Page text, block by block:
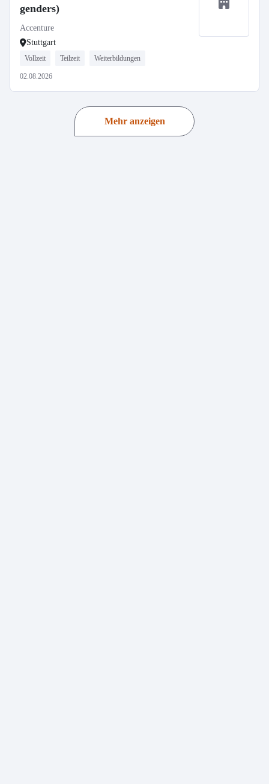
genders)
Accenture
Stuttgart
Vollzeit Teilzeit Weiterbildungen
02.08.2026
Mehr anzeigen